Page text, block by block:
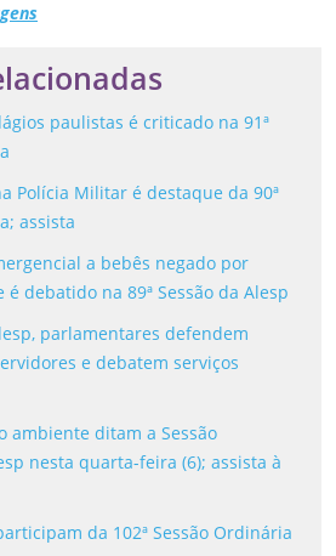
paulistas é criticado na 91ª
Polícia Militar é destaque da 90ª
assista
a bebês negado por
é debatido na 89ª Sessão da Alesp
parlamentares defendem
e debatem serviços
ambiente ditam a Sessão
nesta quarta-feira (6); assista à
da 102ª Sessão Ordinária